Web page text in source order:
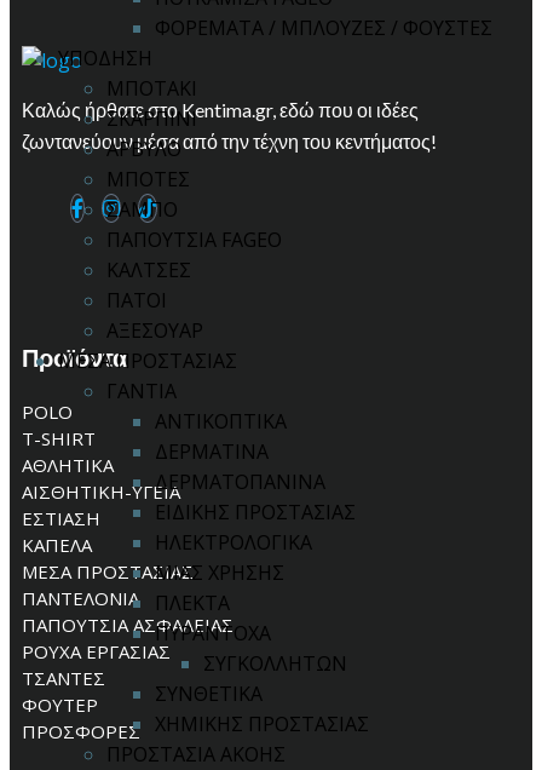
ΦΟΡΕΜΑΤΑ / ΜΠΛΟΥΖΕΣ / ΦΟΥΣΤΕΣ
ΥΠΟΔΗΣΗ
ΜΠΟΤΑΚΙ
ΣΚΑΡΠΙΝΙ
ΑΡΒΥΛΟ
ΜΠΟΤΕΣ
ΣΑΜΠΟ
ΠΑΠΟΥΤΣΙΑ FAGEO
ΚΑΛΤΣΕΣ
ΠΑΤΟΙ
ΑΞΕΣΟΥΑΡ
ΜΕΣΑ ΠΡΟΣΤΑΣΙΑΣ
ΓΑΝΤΙΑ
ΑΝΤΙΚΟΠΤΙΚΑ
ΔΕΡΜΑΤΙΝΑ
ΔΕΡΜΑΤΟΠΑΝΙΝΑ
ΕΙΔΙΚΗΣ ΠΡΟΣΤΑΣΙΑΣ
ΗΛΕΚΤΡΟΛΟΓΙΚΑ
ΜΙΑΣ ΧΡΗΣΗΣ
ΠΛΕΚΤΑ
ΠΥΡΑΝΤΟΧΑ
ΣΥΓΚΟΛΛΗΤΩΝ
ΣΥΝΘΕΤΙΚΑ
ΧΗΜΙΚΗΣ ΠΡΟΣΤΑΣΙΑΣ
ΠΡΟΣΤΑΣΙΑ ΑΚΟΗΣ
Καλώς ήρθατε στο Kentima.gr, εδώ που οι ιδέες
ζωντανεύουν μέσα από την τέχνη του κεντήματος!
Προϊόντα
POLO
T-SHIRT
ΑΘΛΗΤΙΚΑ
ΑΙΣΘΗΤΙΚΗ-ΥΓΕΙΑ
ΕΣΤΙΑΣΗ
ΚΑΠΕΛΑ
ΜΕΣΑ ΠΡΟΣΤΑΣΙΑΣ
ΠΑΝΤΕΛΟΝΙΑ
ΠΑΠΟΥΤΣΙΑ ΑΣΦΑΛΕΙΑΣ
ΡΟΥΧΑ ΕΡΓΑΣΙΑΣ
ΤΣΑΝΤΕΣ
ΦΟΥΤΕΡ
ΠΡΟΣΦΟΡΕΣ